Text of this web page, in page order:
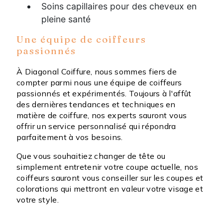
Soins capillaires pour des cheveux en
pleine santé
Une équipe de coiffeurs
passionnés
À Diagonal Coiffure, nous sommes fiers de
compter parmi nous une équipe de coiffeurs
passionnés et expérimentés. Toujours à l'affût
des dernières tendances et techniques en
matière de coiffure, nos experts sauront vous
offrir un service personnalisé qui répondra
parfaitement à vos besoins.
Que vous souhaitiez changer de tête ou
simplement entretenir votre coupe actuelle, nos
coiffeurs sauront vous conseiller sur les coupes et
colorations qui mettront en valeur votre visage et
votre style.